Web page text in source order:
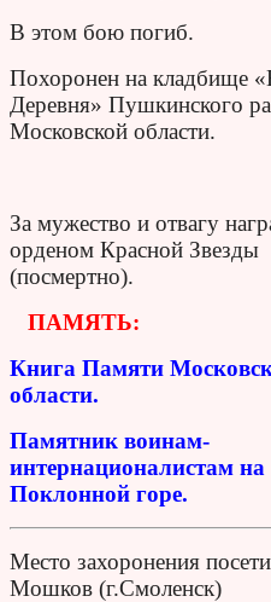
В этом бою погиб.
Похоронен на кладбище
Деревня» Пушкинского
Московской области.
За мужество и отвагу
орденом Красной Звезды
(посмертно).
ПАМЯТЬ:
Книга Памяти
области.
Памятник воинам-
интернационалистам на
Поклонной горе.
Место захоронения
Мошков (г.Смоленск)